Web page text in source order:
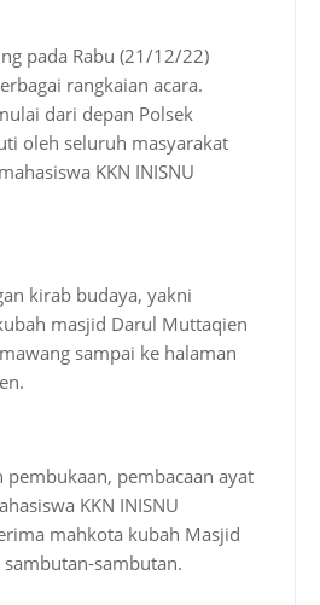
pada Rabu (21/12/22)
rangkaian acara.
dari depan Polsek
oleh seluruh masyarakat
KKN INISNU
kirab budaya, yakni
masjid Darul Muttaqien
sampai ke halaman
pembacaan ayat
KKN INISNU
mahkota kubah Masjid
sambutan.